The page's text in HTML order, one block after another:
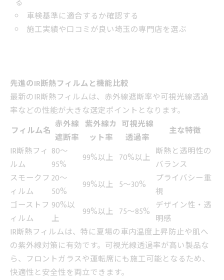
る
車検基準に適合するか確認する
施工実績や口コミが良い埼玉の専門店を選ぶ
先進のIR断熱フィルムと機能比較
最新のIR断熱フィルムは、赤外線遮断率や可視光線透過
率などの性能が大きな選定ポイントとなります。
フィルム名 赤外線
遮断率
紫外線カ
ット率
可視光線
透過率
主な特徴
IR断熱フィ
ルム
80～
95%
99%以上 70%以上 断熱と透明性の
バランス
スモークフ
ィルム
20～
50%
99%以上 5～30%
プライバシー重
視
ゴーストフ
ィルム
90%以
上
99%以上 75～85% デザイン性・透
明感
IR断熱フィルムは、特に夏場の車内温度上昇防止や肌へ
の紫外線対策に有効です。可視光線透過率が高い製品な
ら、フロントガラスや運転席にも施工可能となるため、
快適性と安全性を両立できます。